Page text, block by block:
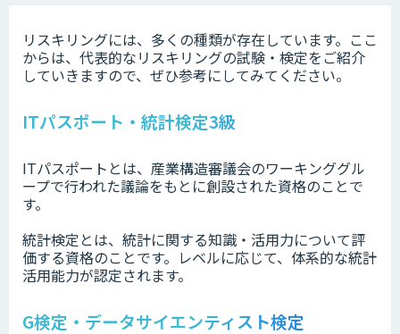
リスキリングには、多くの種類が存在しています。ここ
からは、代表的なリスキリングの試験・検定をご紹介
していきますので、ぜひ参考にしてみてください。
ITパスポート・統計検定3級
ITパスポートとは、産業構造審議会のワーキンググル
ープで行われた議論をもとに創設された資格のことで
す。
統計検定とは、統計に関する知識・活用力について評
価する資格のことです。レベルに応じて、体系的な統計
活用能力が認定されます。
G検定・データサイエンティスト検定